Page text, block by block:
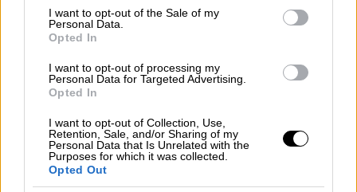
consent section.
I want to opt-out of the Sale of my
Personal Data.
Opted In
I want to opt-out of processing my
Personal Data for Targeted Advertising.
Opted In
I want to opt-out of Collection, Use,
Retention, Sale, and/or Sharing of my
Personal Data that Is Unrelated with the
Purposes for which it was collected.
Opted Out
Καραμανλή. Μην ξαναπείτε ότι δεν ξέρετε
και δεν σας λέμε. Αυτούς υποθάλπετε και
όλους τους συνεργούς τους», απάντησε η
Πρόεδρος της Πλεύσης Ελευθερίας Ζωή
Κωνσταντοπούλου. «Σε σχέση με την
εξαφάνιση –και πλέον με τον θάνατο- του
γιου λειτουργού την οποία εσείς
απομονώσατε, ως μοναδική αρμόδια με την